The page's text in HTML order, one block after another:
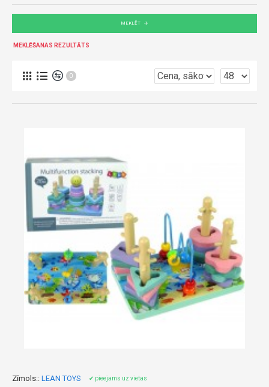
MEKLĒT
MEKLĒŠANAS REZULTĀTS
0
Zīmols:: LEAN TOYS ✔ pieejams uz vietas